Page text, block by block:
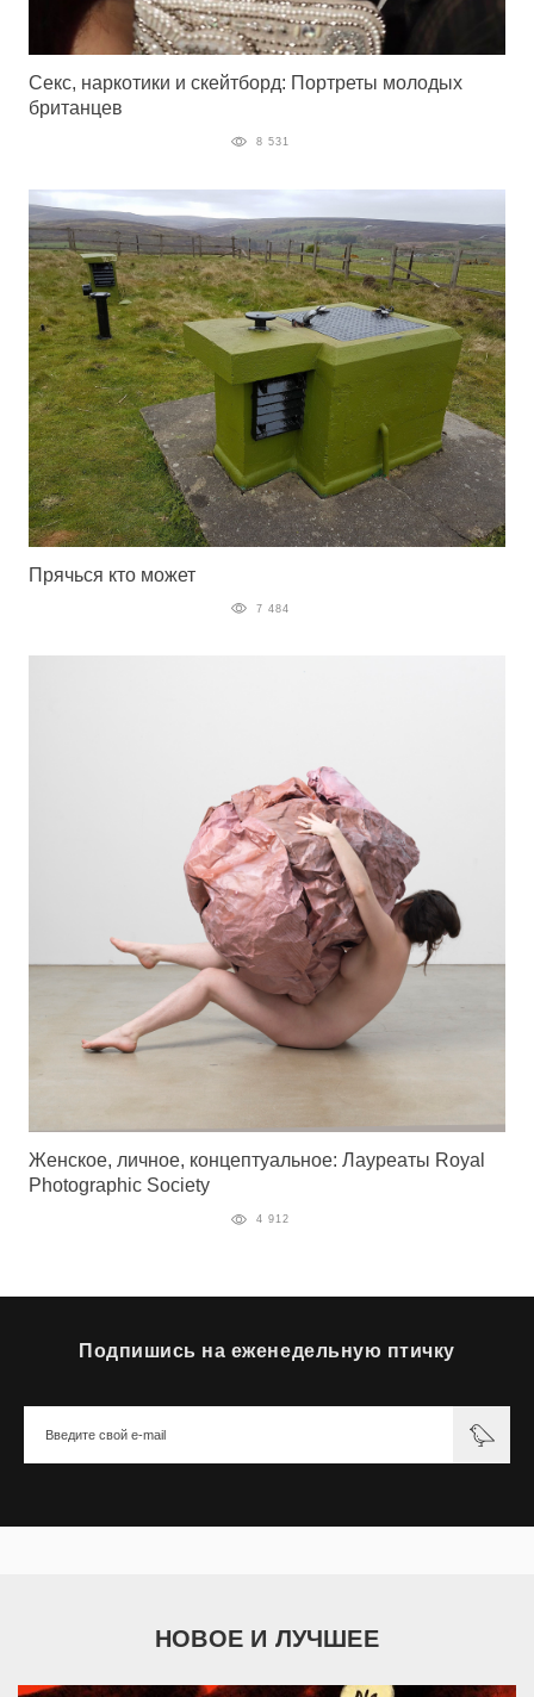
Секс, наркотики и скейтборд: Портреты молодых
британцев
8 531
Прячься кто может
7 484
Женское, личное, концептуальное: Лауреаты Royal
Photographic Society
4 912
Подпишись на еженедельную птичку
НОВОЕ И ЛУЧШЕЕ